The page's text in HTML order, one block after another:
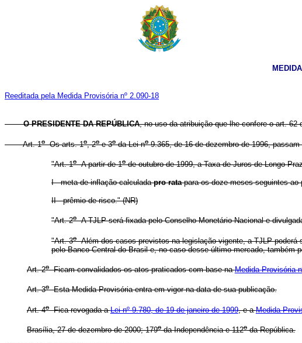
Reeditada pela Medida Provisória nº 2.090-18
O PRESIDENTE DA REPÚBLICA, no uso da atribuição que lhe confere o art.
Art. 1oOs arts. 1o, 2oe 3oda Lei no9.365, de 16 de dezembro de 1996,
"Art. 1oA partir de 1ode outubro de 1999, a Taxa de Juros de Longo
I - meta de inflação calculadapro ratapara os doze meses seguintes ao
II - prêmio de risco." (NR)
"Art. 2oA TJLP será fixada pelo Conselho Monetário Nacional e
"Art. 3oAlém dos casos previstos na legislação vigente, a TJLP poderá
pelo Banco Central do Brasil e, no caso desse último mercado, também
Art. 2oFicam convalidados os atos praticados com base naMedida Provisória
Art. 3oEsta Medida Provisória entra em vigor na data de sua publicação.
Art. 4oFica revogada aLei nº 9.780, de 19 de janeiro de 1999, e aMedida
Brasília, 27 de dezembro de 2000; 179oda Independência e 112oda República.